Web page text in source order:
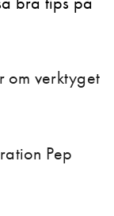
om verktyget
Pep